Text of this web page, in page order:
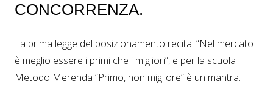
CONCORRENZA.
La prima legge del posizionamento recita: “Nel mercato
è meglio essere i primi che i migliori”, e per la scuola
Metodo Merenda “Primo, non migliore” è un mantra.